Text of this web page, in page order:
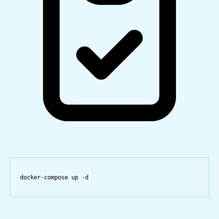
docker-compose up -d